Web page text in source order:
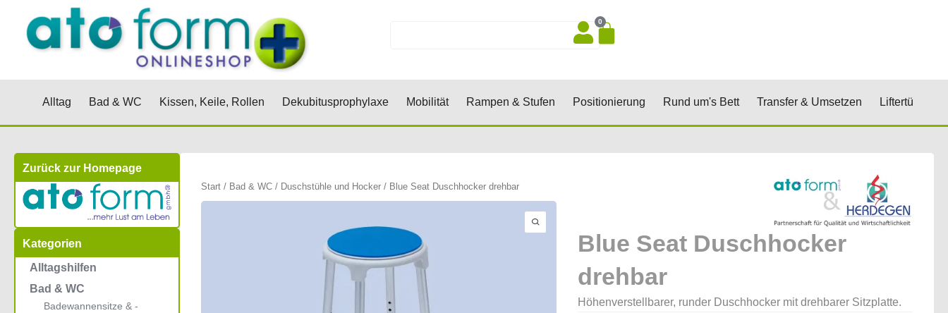
springen
0
Warenkorb
Alltag Öffne Alltag
Bad & WC Öffne Bad & WC
Kissen, Keile, Rollen Öffne Kissen, Keile, Rollen
Dekubitusprophylaxe Öffne Dekubitusprophylaxe
Mobilität Öffne Mobilität
Rampen & Stufen Öffne Rampen & Stufen
Positionierung Öffne Positionierung
Rund um's Bett Öffne Rund um's Bett
Transfer & Umsetzen Öffne Transfer
Liftertücher
Zurück zur Homepage
Kategorien
Alltagshilfen
Bad & WC
Badewannensitze & -
Start/ Bad & WC/ Duschstühle und Hocker/ Blue Seat Duschhocker drehbar
Blue Seat Duschhocker
drehbar
Höhenverstellbarer, runder Duschhocker mit drehbarer Sitzplatte.